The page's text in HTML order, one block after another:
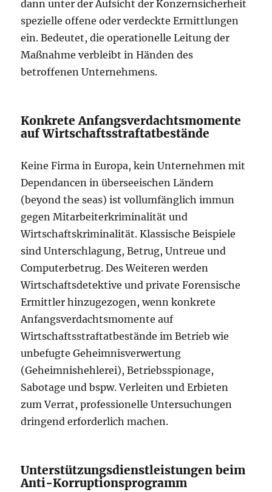
dann unter der Aufsicht der Konzernsicherheit
spezielle offene oder verdeckte Ermittlungen
ein. Bedeutet, die operationelle Leitung der
Maßnahme verbleibt in Händen des
betroffenen Unternehmens.
Konkrete Anfangsverdachtsmomente
auf Wirtschaftsstraftatbestände
Keine Firma in Europa, kein Unternehmen mit
Dependancen in überseeischen Ländern
(beyond the seas) ist vollumfänglich immun
gegen Mitarbeiterkriminalität und
Wirtschaftskriminalität. Klassische Beispiele
sind Unterschlagung, Betrug, Untreue und
Computerbetrug. Des Weiteren werden
Wirtschaftsdetektive und private Forensische
Ermittler hinzugezogen, wenn konkrete
Anfangsverdachtsmomente auf
Wirtschaftsstraftatbestände im Betrieb wie
unbefugte Geheimnisverwertung
(Geheimnishehlerei), Betriebsspionage,
Sabotage und bspw. Verleiten und Erbieten
zum Verrat, professionelle Untersuchungen
dringend erforderlich machen.
Unterstützungsdienstleistungen beim
Anti-Korruptionsprogramm